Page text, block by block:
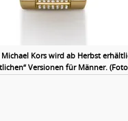
Kors wird ab Herbst
Versionen für Männer.